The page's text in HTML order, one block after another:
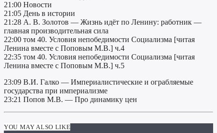
21:00 Новости
21:05 День в истории
21:28 А. В. Золотов — Жизнь идёт по Ленину: работник —
главная производительная сила
22:00 том 40. Условия непобедимости Социализма [читая
Ленина вместе с Поповым М.В.] ч.4
22:35 том 40. Условия непобедимости Социализма [читая
Ленина вместе с Поповым М.В.] ч.5
23:09 В.И. Галко — Империалистические и ограбляемые
государства при империализме
23:21 Попов М.В. — Про динамику цен
YOU MAY ALSO LIKE